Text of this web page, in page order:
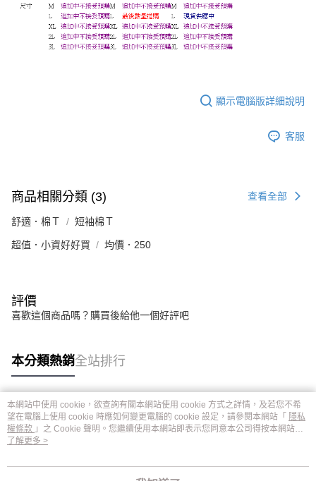
顯示電腦版詳細說明
客服
商品相關分類 (3) 查看全部
舒適．棉Ｔ 短袖棉Ｔ
超值．小資好好買 均價．250
評價
喜歡這個商品嗎？購買後給他一個好評吧
本分類熱銷全站排行
熱門標籤
本網站中使用 cookie，欲查詢有關本網站使用 cookie 方式之詳情，及若您不希
望在電腦上使用 cookie 時應如何變更電腦的 cookie 設定，請參閱本網站「 隱私
權條款 」之 Cookie 聲明。您繼續使用本網站即表示您同意本公司得按本網站使
用條款之 Cookie 聲明使用 cookie。
了解更多 >